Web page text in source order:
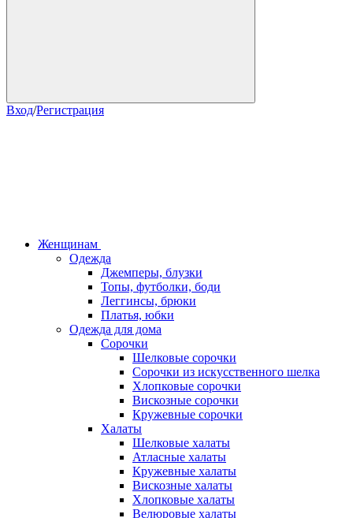
Вход/Регистрация
Женщинам
Одежда
Джемперы, блузки
Топы, футболки, боди
Леггинсы, брюки
Платья, юбки
Одежда для дома
Сорочки
Шелковые сорочки
Сорочки из искусственного шелка
Хлопковые сорочки
Вискозные сорочки
Кружевные сорочки
Халаты
Шелковые халаты
Атласные халаты
Кружевные халаты
Вискозные халаты
Хлопковые халаты
Велюровые халаты